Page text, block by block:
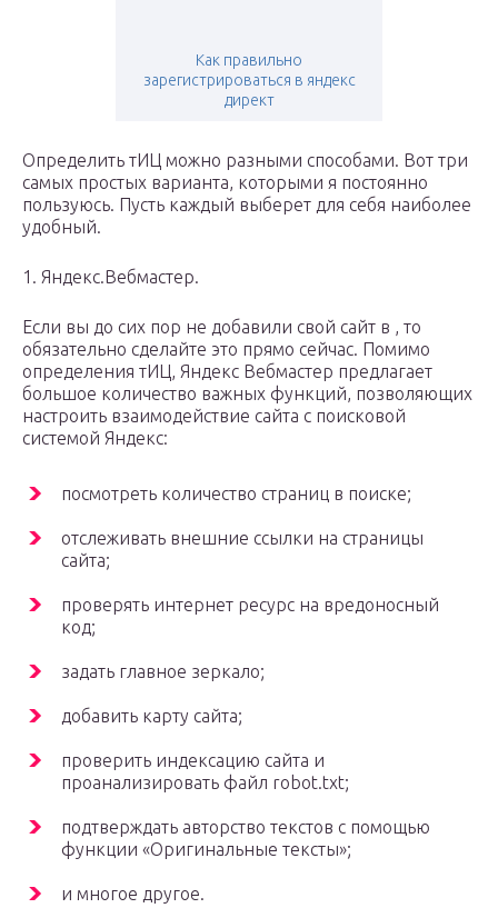
Как правильно
зарегистрироваться в яндекс
директ
Определить тИЦ можно разными способами. Вот три
самых простых варианта, которыми я постоянно
пользуюсь. Пусть каждый выберет для себя наиболее
удобный.
1. Яндекс.Вебмастер.
Если вы до сих пор не добавили свой сайт в , то
обязательно сделайте это прямо сейчас. Помимо
определения тИЦ, Яндекс Вебмастер предлагает
большое количество важных функций, позволяющих
настроить взаимодействие сайта с поисковой
системой Яндекс:
посмотреть количество страниц в поиске;
отслеживать внешние ссылки на страницы
сайта;
проверять интернет ресурс на вредоносный
код;
задать главное зеркало;
добавить карту сайта;
проверить индексацию сайта и
проанализировать файл robot.txt;
подтверждать авторство текстов с помощью
функции «Оригинальные тексты»;
и многое другое.